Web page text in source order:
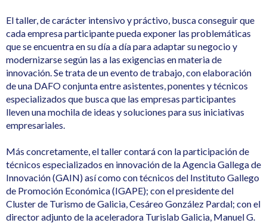
El taller, de carácter intensivo y práctivo, busca conseguir que
cada empresa participante pueda exponer las problemáticas
que se encuentra en su día a día para adaptar su negocio y
modernizarse según las a las exigencias en materia de
innovación. Se trata de un evento de trabajo, con elaboración
de una DAFO conjunta entre asistentes, ponentes y técnicos
especializados que busca que las empresas participantes
lleven una mochila de ideas y soluciones para sus iniciativas
empresariales.
Más concretamente, el taller contará con la participación de
técnicos especializados en innovación de la Agencia Gallega de
Innovación (GAIN) así como con técnicos del Instituto Gallego
de Promoción Económica (IGAPE); con el presidente del
Cluster de Turismo de Galicia, Cesáreo González Pardal; con el
director adjunto de la aceleradora Turislab Galicia, Manuel G.